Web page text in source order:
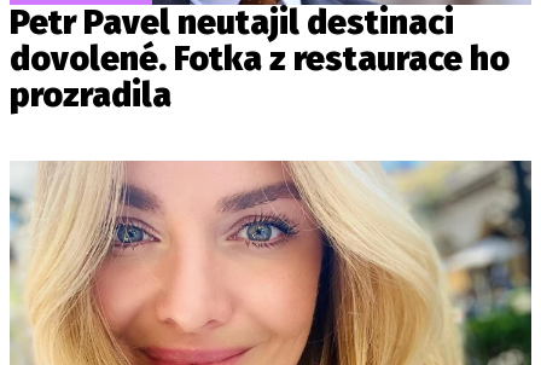
Petr Pavel neutajil destinaci
dovolené. Fotka z restaurace ho
prozradila